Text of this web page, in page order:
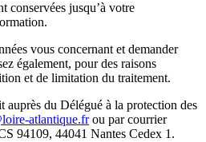
conservées jusqu’à votre
vous concernant et demander
également, pour des raisons
et de limitation du traitement.
auprès du Délégué à la protection des
atlantique.frou par courrier
94109, 44041 Nantes Cedex 1.